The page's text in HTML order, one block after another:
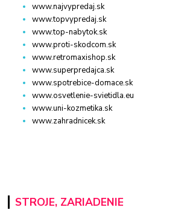
www.najvypredaj.sk
www.topvypredaj.sk
www.top-nabytok.sk
www.proti-skodcom.sk
www.retromaxishop.sk
www.superpredajca.sk
www.spotrebice-domace.sk
www.osvetlenie-svietidla.eu
www.uni-kozmetika.sk
www.zahradnicek.sk
STROJE, ZARIADENIE